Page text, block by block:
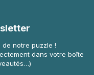
notre puzzle !
dans votre boîte